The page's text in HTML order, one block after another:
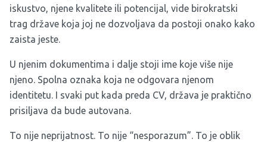
iskustvo, njene kvalitete ili potencijal, vide birokratski
trag države koja joj ne dozvoljava da postoji onako kako
zaista jeste.
U njenim dokumentima i dalje stoji ime koje više nije
njeno. Spolna oznaka koja ne odgovara njenom
identitetu. I svaki put kada preda CV, država je praktično
prisiljava da bude autovana.
To nije neprijatnost. To nije “nesporazum”. To je oblik